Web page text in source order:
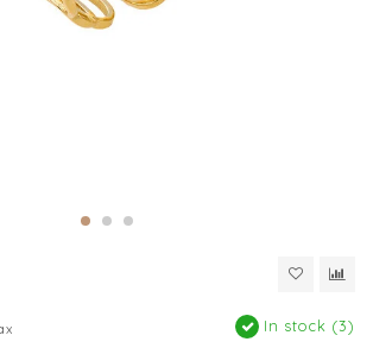
In stock (3)